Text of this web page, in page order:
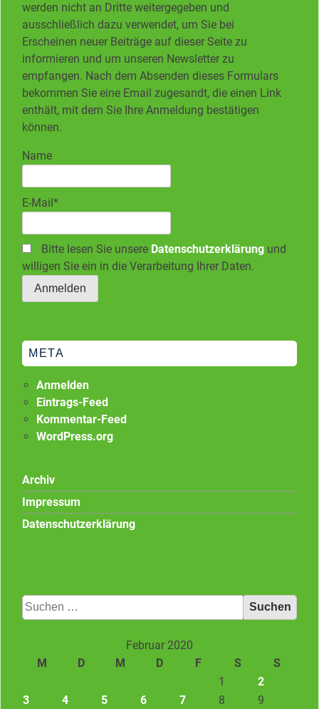
werden nicht an Dritte weitergegeben und
ausschließlich dazu verwendet, um Sie bei
Erscheinen neuer Beiträge auf dieser Seite zu
informieren und um unseren Newsletter zu
empfangen. Nach dem Absenden dieses Formulars
bekommen Sie eine Email zugesandt, die einen Link
enthält, mit dem Sie Ihre Anmeldung bestätigen
können.
Name
E-Mail*
Bitte lesen Sie unsere Datenschutzerklärung und
willigen Sie ein in die Verarbeitung Ihrer Daten.
META
Anmelden
Eintrags-Feed
Kommentar-Feed
WordPress.org
Archiv
Impressum
Datenschutzerklärung
Suchen
nach:
Februar 2020
M
D M D F S
S
1
2
3
4 5 6 7 8 9